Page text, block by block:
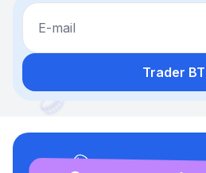
E-mail
Trader